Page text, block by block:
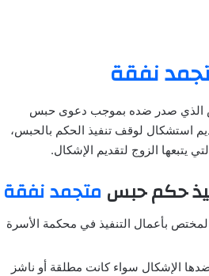
نفقة
الذي صدر ضده بموجب دعوى حبس
استشكال لوقف تنفيذ الحكم بالحبس،
الزوج لتقديم الإشكال.
حكم حبس متجمد نفقة
بأعمال التنفيذ في محكمة الأسرة
الإشكال سواء كانت مطلقة أو ناشز